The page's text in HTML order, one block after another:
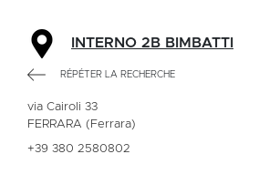
INTERNO 2B BIMBATTI
RÉPÉTER LA RECHERCHE
via Cairoli 33
FERRARA (Ferrara)
+39 380 2580802